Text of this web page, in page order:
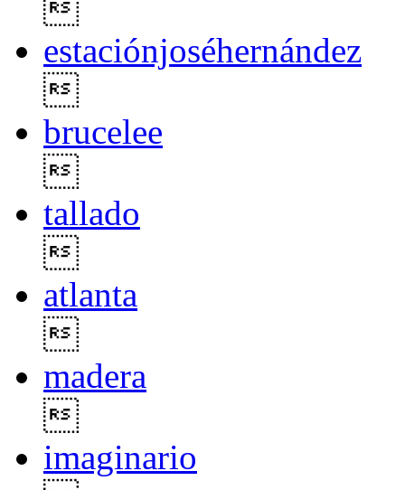
estaciónjoséhernández
brucelee
tallado
atlanta
madera
imaginario